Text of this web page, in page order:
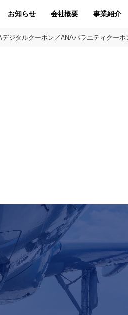
お知らせ 会社概要 事業紹介
ジタルクーポン／ANAバラエティクー